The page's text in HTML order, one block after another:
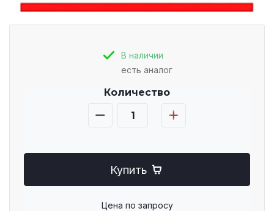
В наличии
есть аналог
Количество
Купить
Цена по запросу